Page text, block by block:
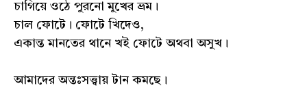
চাগিয়ে ওঠে পুরনো মুখের ভ্রম।
চাল ফোটে। ফোটে খিদেও,
একান্ত মানতের থানে খই ফোটে অথবা অসুখ।
আমাদের অন্তঃসত্ত্বায় টান কমছে।